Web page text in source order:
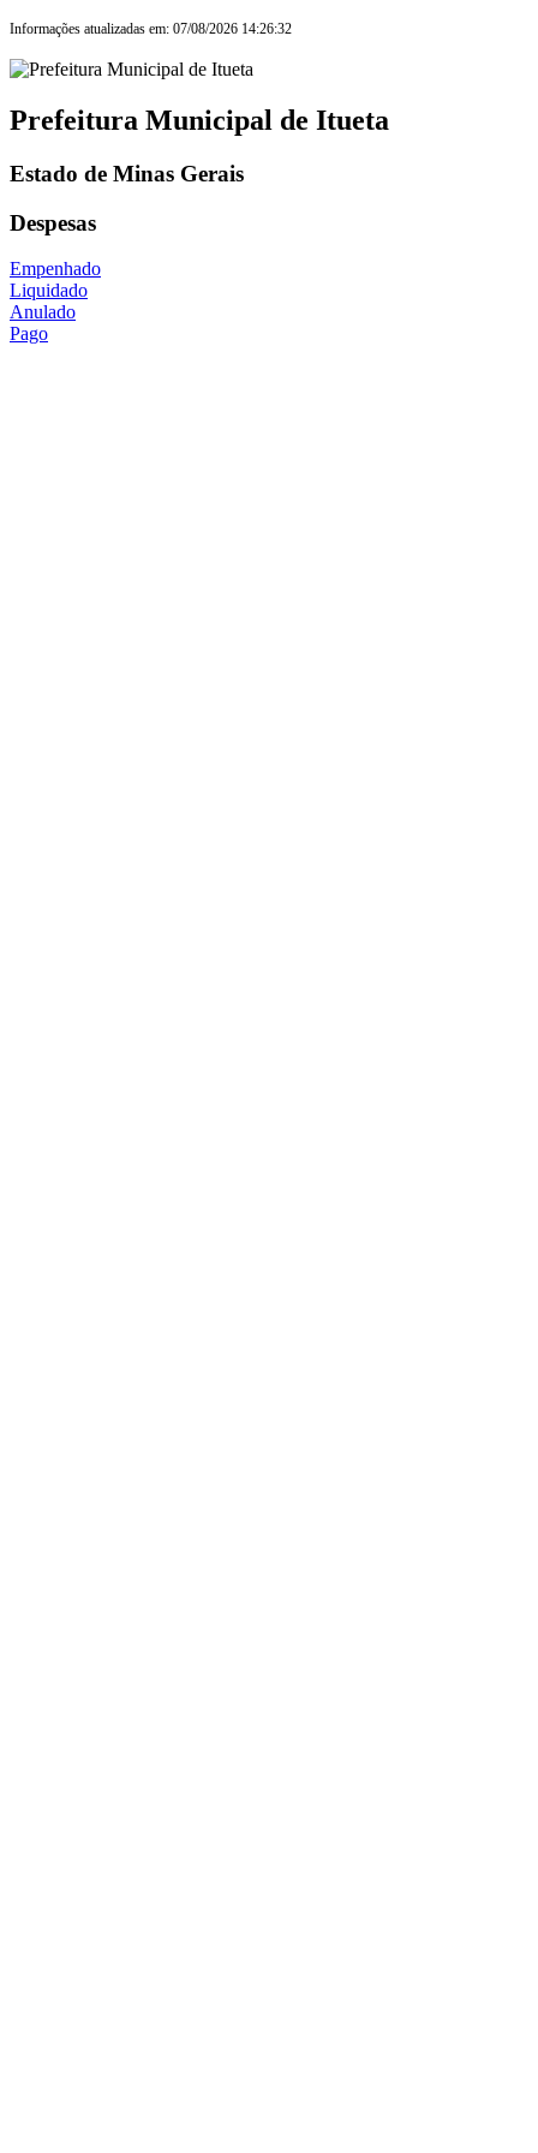
Informações atualizadas em: 07/08/2026 14:26:32
Prefeitura Municipal de Itueta
Estado de Minas Gerais
Despesas
Empenhado
Liquidado
Anulado
Pago